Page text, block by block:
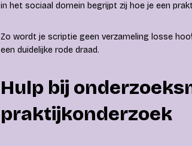
in het sociaal domein begrijpt zij hoe je een
Zo wordt je scriptie geen verzameling losse
een duidelijke rode draad.
Hulp bij
praktijkonderzoek